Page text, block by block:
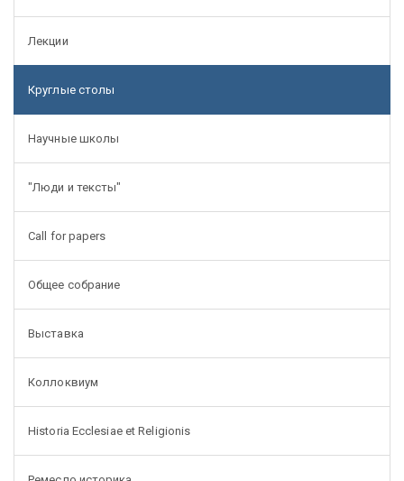
Лекции
Круглые столы
Научные школы
"Люди и тексты"
Call for papers
Общее собрание
Выставка
Коллоквиум
Historia Ecclesiae et Religionis